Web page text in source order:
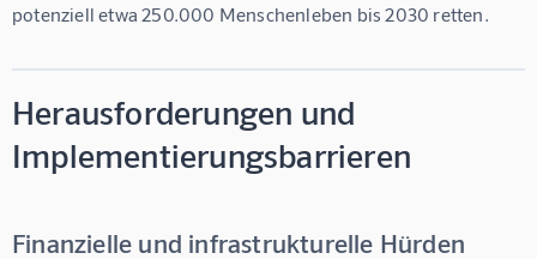
potenziell etwa 250.000 Menschenleben bis 2030 retten.
Herausforderungen und
Implementierungsbarrieren
Finanzielle und infrastrukturelle Hürden